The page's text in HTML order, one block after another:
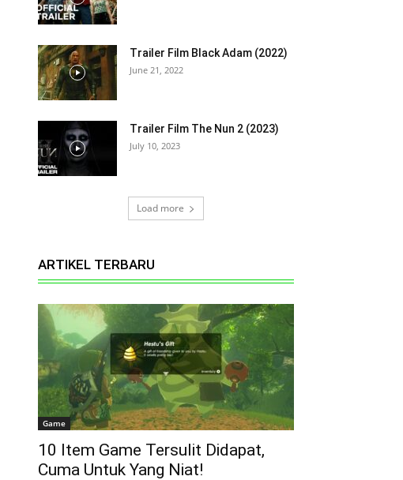
Trailer Film Black Adam (2022)
June 21, 2022
Trailer Film The Nun 2 (2023)
July 10, 2023
Load more
ARTIKEL TERBARU
Game
10 Item Game Tersulit Didapat,
Cuma Untuk Yang Niat!